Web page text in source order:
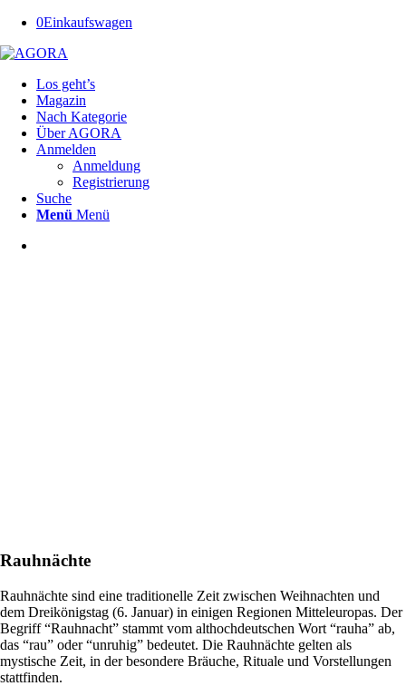
0Einkaufswagen
Los geht’s
Magazin
Nach Kategorie
Über AGORA
Anmelden
Anmeldung
Registrierung
Suche
Menü Menü
Rauhnächte
Rauhnächte sind eine traditionelle Zeit zwischen Weihnachten und
dem Dreikönigstag (6. Januar) in einigen Regionen Mitteleuropas. Der
Begriff “Rauhnacht” stammt vom althochdeutschen Wort “rauha” ab,
das “rau” oder “unruhig” bedeutet. Die Rauhnächte gelten als
mystische Zeit, in der besondere Bräuche, Rituale und Vorstellungen
stattfinden.